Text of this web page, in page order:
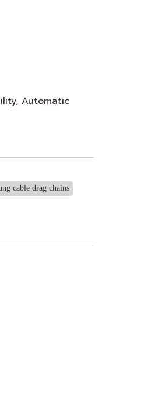
Automatic
cable drag chains